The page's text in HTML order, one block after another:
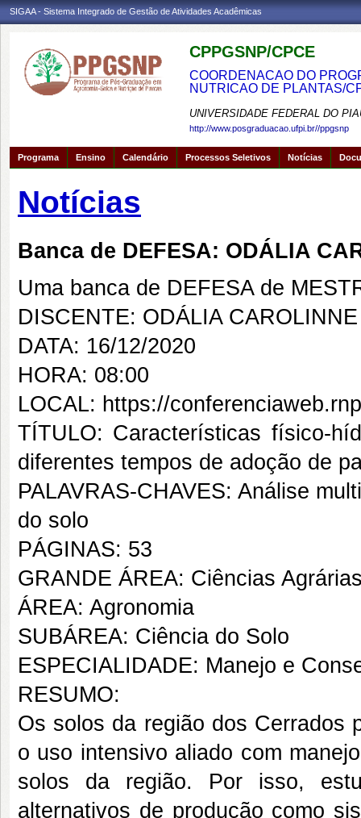
SIGAA - Sistema Integrado de Gestão de Atividades Acadêmicas
CPPGSNP/CPCE
COORDENACAO DO
NUTRICAO DE PLANTAS/
UNIVERSIDADE FEDERAL DO
http://www.posgraduacao.ufpi.br//ppgsnp
Programa Ensino Calendário Processos Seletivos Notícias
Notícias
Banca de DEFESA: ODÁLIA
Uma banca de DEFESA de
DISCENTE: ODÁLIA
DATA: 16/12/2020
HORA: 08:00
LOCAL: https://
TÍTULO: Características físico-
diferentes tempos de adoção de
PALAVRAS-CHAVES: Análise
do solo
PÁGINAS: 53
GRANDE ÁREA: Ciências
ÁREA: Agronomia
SUBÁREA: Ciência do Solo
ESPECIALIDADE: Manejo e
RESUMO:
Os solos da região dos Cerrados
o uso intensivo aliado com
solos da região. Por isso,
alternativos de produção como